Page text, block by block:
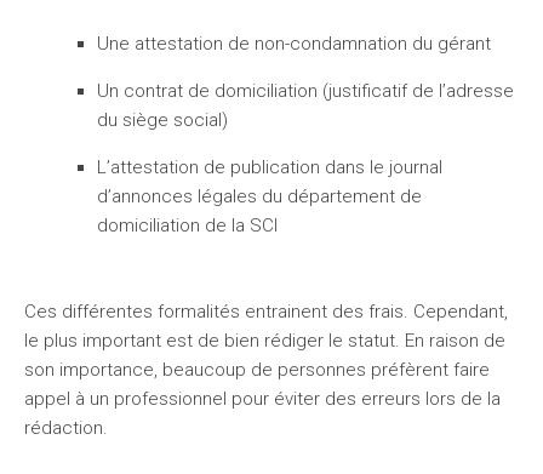
Une attestation de non-condamnation du gérant
Un contrat de domiciliation (justificatif de l’adresse
du siège social)
L’attestation de publication dans le journal
d’annonces légales du département de
domiciliation de la SCI
Ces différentes formalités entrainent des frais. Cependant,
le plus important est de bien rédiger le statut. En raison de
son importance, beaucoup de personnes préfèrent faire
appel à un professionnel pour éviter des erreurs lors de la
rédaction.